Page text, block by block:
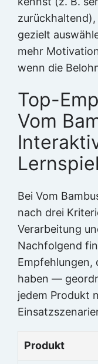
gezielt
mehr
wenn die
Top-
Vom
Bei Vom
nach drei
Verarbeitung
Nachfolgend
Empfehlungen,
haben —
jedem Produkt
Produkt